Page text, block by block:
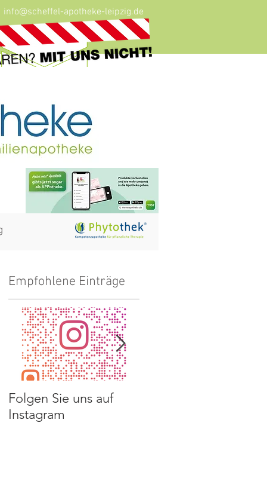
info@scheffel-apotheke-leipzig.de
Empfohlene Einträge
Folgen Sie uns auf
Instagram